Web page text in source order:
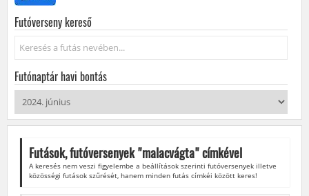
Futóverseny kereső
Keresés...
Futónaptár havi bontás
Futások, futóversenyek "malacvágta" címkével
A keresés nem veszi figyelembe a beállítások szerinti futóversenyek illetve
közösségi futások szűrését, hanem minden futás címkéi között keres!